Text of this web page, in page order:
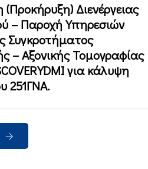
Διενέργειας
– Παροχή Υπηρεσιών
Συγκροτήματος
– Αξονικής Τομογραφίας
για κάλυψη
251ΓΝΑ.